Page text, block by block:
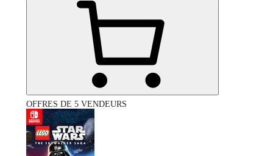
OFFRES DE 5 VENDEURS